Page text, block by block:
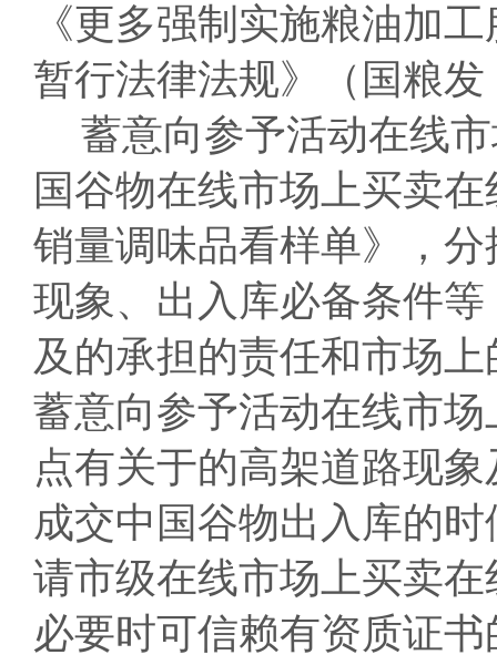
《更多强制实施粮油加
暂行法律法规》（国粮
蓄意向参予活动在线
国谷物在线市场上买卖
销量调味品看样单》，
现象、出入库必备条件
及的承担的责任和市场
蓄意向参予活动在线市
点有关于的高架道路现
成交中国谷物出入库的
请市级在线市场上买卖
必要时可信赖有资质证